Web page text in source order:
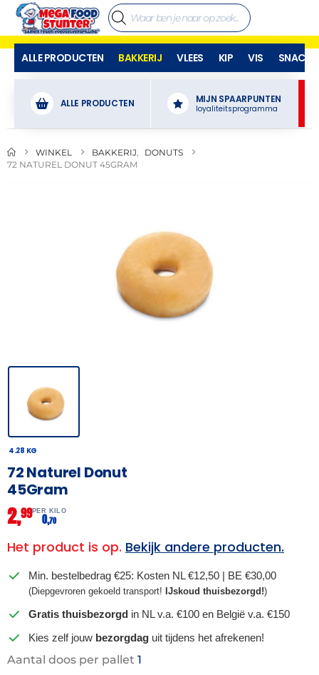
ALLE PRODUCTEN BAKKERIJ VLEES KIP VIS SNACKS
ALLE PRODUCTEN MIJN SPAARPUNTEN
loyaliteitsprogramma
WINKEL BAKKERIJ
DONUTS
72 NATUREL DONUT 45GRAM
4.28 KG
72 Naturel Donut
45Gram
2,99PER KILO
0,70
Het product is op. Bekijk andere producten.
Min. bestelbedrag €25: Kosten NL €12,50 | BE €30,00
(Diepgevroren gekoeld transport! IJskoud thuisbezorgd!)
Gratis thuisbezorgd in NL v.a. €100 en België v.a. €150
Kies zelf jouw bezorgdag uit tijdens het afrekenen!
Aantal doos per pallet 1